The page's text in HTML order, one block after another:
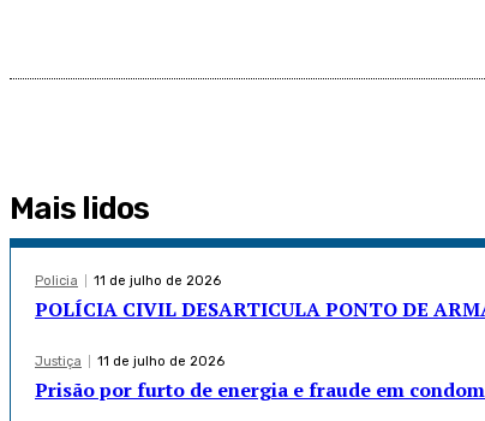
Mais lidos
Policia 11 de julho de 2026
POLÍCIA CIVIL DESARTICULA PONTO DE
Justiça 11 de julho de 2026
Prisão por furto de energia e fraude em